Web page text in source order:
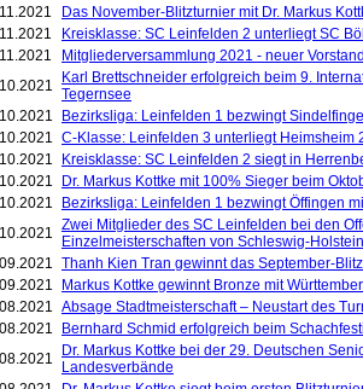
Das November-Blitzturnier mit Dr. Markus
Kreisklasse: SC Leinfelden 2 unterliegt SC
Mitgliederversammlung 2021 - neuer
Karl Brettschneider erfolgreich beim 9.
Tegernsee
Bezirksliga: Leinfelden 1 bezwingt
C-Klasse: Leinfelden 3 unterliegt Heimsheim
Kreisklasse: SC Leinfelden 2 siegt in
Dr. Markus Kottke mit 100% Sieger beim
Bezirksliga: Leinfelden 1 bezwingt Öffingen
Zwei Mitglieder des SC Leinfelden bei den
Einzelmeisterschaften von Schleswig-
Thanh Kien Tran gewinnt das September-
Markus Kottke gewinnt Bronze mit
Absage Stadtmeisterschaft – Neustart des
Bernhard Schmid erfolgreich beim
Dr. Markus Kottke bei der 29. Deutschen
Landesverbände